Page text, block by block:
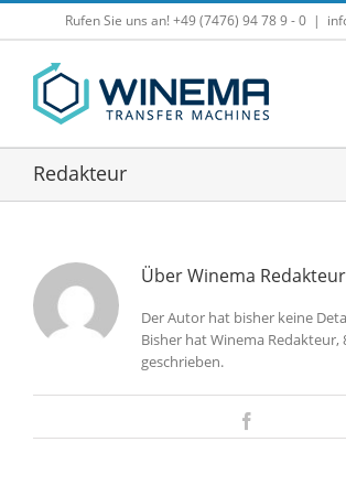
Zum
Rufen Sie uns an! +49 (7476) 94 78 9 - 0 |
Redakteur
ÜberWinema Redakteur
Der Autor hat bisher keine
Bisher hat Winema Redakteur,
geschrieben.